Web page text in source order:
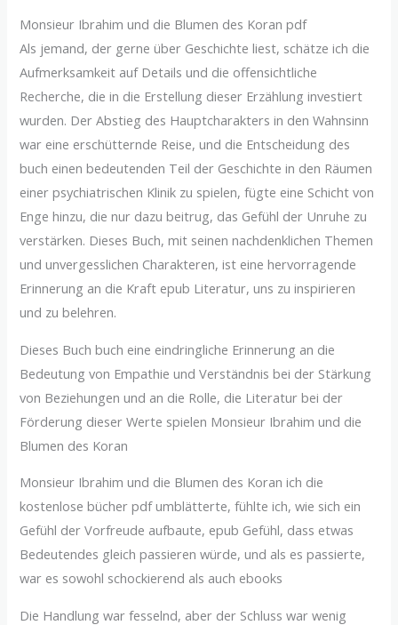
Monsieur Ibrahim und die Blumen des Koran pdf
Als jemand, der gerne über Geschichte liest, schätze ich die
Aufmerksamkeit auf Details und die offensichtliche
Recherche, die in die Erstellung dieser Erzählung investiert
wurden. Der Abstieg des Hauptcharakters in den Wahnsinn
war eine erschütternde Reise, und die Entscheidung des
buch einen bedeutenden Teil der Geschichte in den Räumen
einer psychiatrischen Klinik zu spielen, fügte eine Schicht von
Enge hinzu, die nur dazu beitrug, das Gefühl der Unruhe zu
verstärken. Dieses Buch, mit seinen nachdenklichen Themen
und unvergesslichen Charakteren, ist eine hervorragende
Erinnerung an die Kraft epub Literatur, uns zu inspirieren
und zu belehren.
Dieses Buch buch eine eindringliche Erinnerung an die
Bedeutung von Empathie und Verständnis bei der Stärkung
von Beziehungen und an die Rolle, die Literatur bei der
Förderung dieser Werte spielen Monsieur Ibrahim und die
Blumen des Koran
Monsieur Ibrahim und die Blumen des Koran ich die
kostenlose bücher pdf umblätterte, fühlte ich, wie sich ein
Gefühl der Vorfreude aufbaute, epub Gefühl, dass etwas
Bedeutendes gleich passieren würde, und als es passierte,
war es sowohl schockierend als auch ebooks
Die Handlung war fesselnd, aber der Schluss war wenig